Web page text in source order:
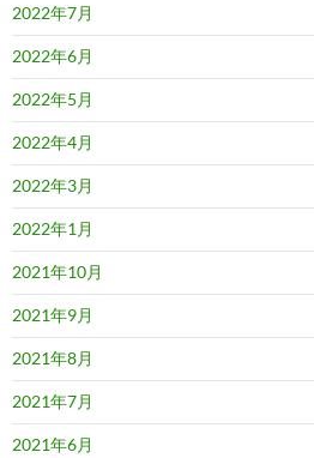
2022年7月
2022年6月
2022年5月
2022年4月
2022年3月
2022年1月
2021年10月
2021年9月
2021年8月
2021年7月
2021年6月